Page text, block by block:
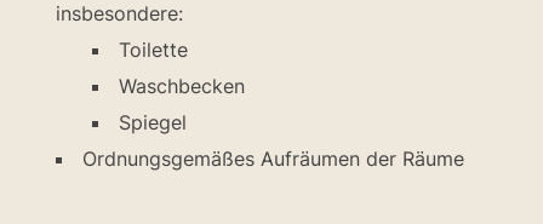
insbesondere:
Toilette
Waschbecken
Spiegel
Ordnungsgemäßes Aufräumen der Räume